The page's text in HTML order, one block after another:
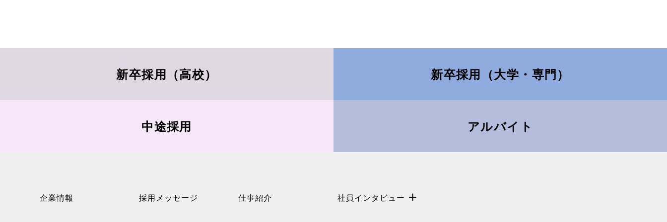
新卒採用（高校） 新卒採用（大学・専門）
中途採用 アルバイト
企業情報 採用メッセージ 仕事紹介 社員インタビュー